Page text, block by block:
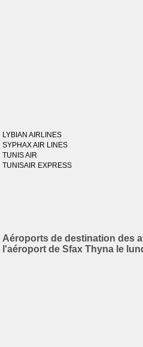
LYBIAN AIRLINES
SYPHAX AIR LINES
TUNIS AIR
TUNISAIR EXPRESS
Aéroports de destination des
l'aéroport de Sfax Thyna le